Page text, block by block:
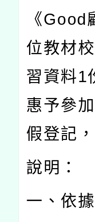
《Good
位教材
習資料1
惠予參
假登記
說明：
一、依